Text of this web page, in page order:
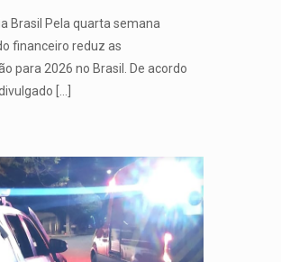
Brasil Pela quarta semana
financeiro reduz as
para 2026 no Brasil. De acordo